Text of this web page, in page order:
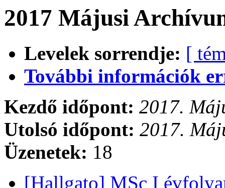
2017 Májusi
Levelek sorrendje: [
További információk
Kezdő időpont: 2017.
Utolsó időpont: 2017.
Üzenetek: 18
[Hallgato] MSc I